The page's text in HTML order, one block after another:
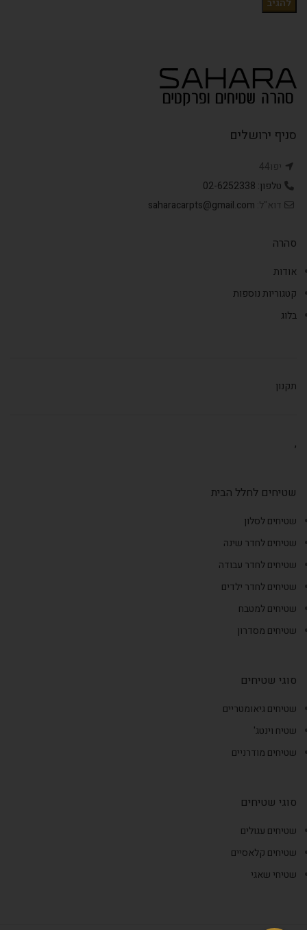
סניף ירושלים
יפו44
טלפון: 02-6252338
דוא"ל: saharacarpts@gmail.com
סהרה
אודות
קטגוריות נוספות
בלוג
תקנון
,
שטיחים לחלל הבית
שטיחים לסלון
שטיחים לחדר שינה
שטיחים לחדר עבודה
שטיחים לחדר ילדים
שטיחים למטבח
שטיחים מסדרון
סוגי שטיחים
שטיחים גיאומטריים
שטיח וינטג'
שטיחים מודרניים
סוגי שטיחים
שטיחים עגולים
שטיחים קלאסיים
שטיחי שאגי